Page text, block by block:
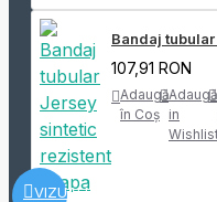
VIZUALIZARE
Bandaj
107,91 RON
Adaugă
în Coş
Adaugă
in